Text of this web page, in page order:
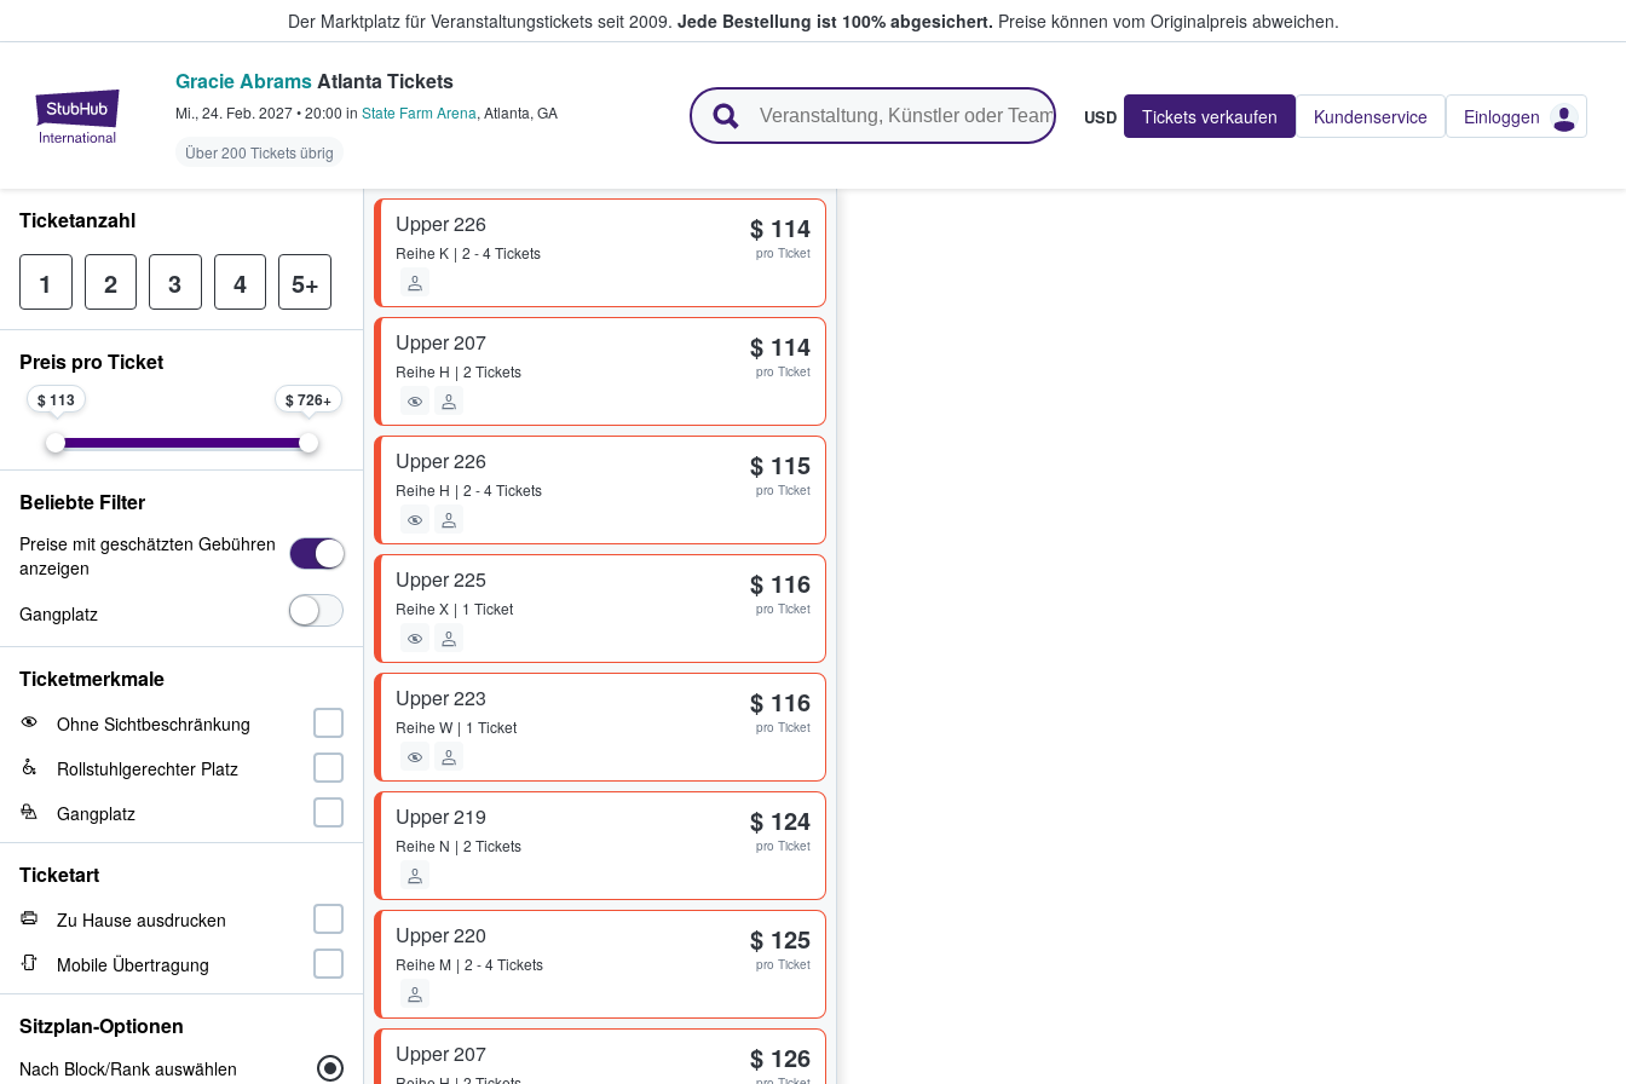
Der Marktplatz für Veranstaltungstickets seit 2009. Jede Bestellung ist 100% abgesichert. Preise können vom Originalpreis abweichen.
StubHub - Wo Fans Tickets kaufen & verkaufen
Gracie AbramsAtlanta Tickets
Mi., 24. Feb. 2027•20:00 in State Farm Arena, Atlanta, GA
Über 200 Tickets übrig
USD Tickets verkaufen Kundenservice Einloggen
Upper 226
Reihe K 2 - 4 Tickets
$ 114
pro Ticket
Upper 207
Reihe H 2 Tickets
$ 114
pro Ticket
Upper 226
Reihe H 2 - 4 Tickets
$ 115
pro Ticket
Upper 225
Reihe X 1 Ticket
$ 116
pro Ticket
Upper 223
Reihe W 1 Ticket
$ 116
pro Ticket
Upper 219
Reihe N 2 Tickets
$ 124
pro Ticket
Upper 220
Reihe M 2 - 4 Tickets
$ 125
pro Ticket
Upper 207 $ 126
Ticketanzahl
1 2 3 4 5+
Preis pro Ticket
$ 113 $ 726
Beliebte Filter
Preise mit geschätzten Gebühren
anzeigen
Gangplatz
Ticketmerkmale
Ohne Sichtbeschränkung
Rollstuhlgerechter Platz
Gangplatz
Ticketart
Zu Hause ausdrucken
Mobile Übertragung
Sitzplan-Optionen
Nach Block/Rank auswählen